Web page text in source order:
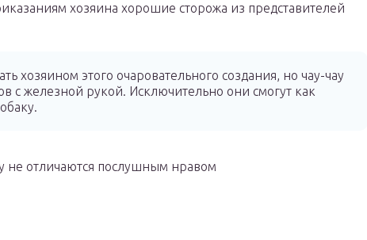
хозяина хорошие сторожа из представителей
хозяином этого очаровательного создания, но чау-чау
с железной рукой. Исключительно они смогут как
не отличаются послушным нравом